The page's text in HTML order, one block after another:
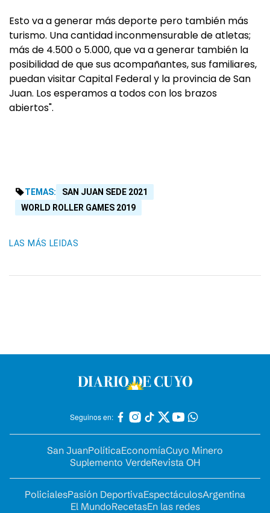
Esto va a generar más deporte pero también más
turismo. Una cantidad inconmensurable de atletas;
más de 4.500 o 5.000, que va a generar también la
posibilidad de que sus acompañantes, sus familiares,
puedan visitar Capital Federal y la provincia de San
Juan. Los esperamos a todos con los brazos
abiertos".
TEMAS:
SAN JUAN SEDE 2021
WORLD ROLLER GAMES 2019
LAS MÁS LEIDAS
Seguinos en:
San JuanPolíticaEconomíaCuyo Minero
Suplemento VerdeRevista OH
PolicialesPasión DeportivaEspectáculosArgentina
El MundoRecetasEn las redes